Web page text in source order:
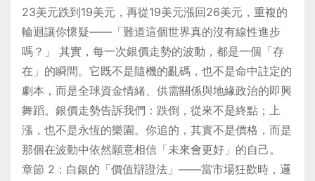
23美元跌到19美元，再從19美元漲回26美元，重複的
輪迴讓你懷疑——「難道這個世界真的沒有線性進步
嗎？」 其實，每一次銀價走勢的波動，都是一個「存
在」的瞬間。它既不是隨機的亂碼，也不是命中註定的
劇本，而是全球資金情緒、供需關係與地緣政治的即興
舞蹈。銀價走勢告訴我們：跌倒，從來不是終點；上
漲，也不是永恆的樂園。你追的，其實不是價格，而是
那個在波動中依然願意相信「未來會更好」的自己。
章節 2：白銀的「價值辯證法」——當市場狂歡時，邏